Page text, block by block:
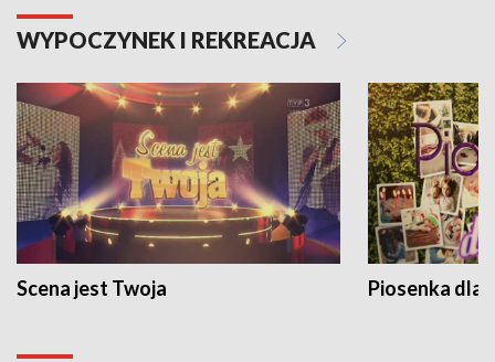
WYPOCZYNEK I REKREACJA
Scena jest Twoja Piosenka dla